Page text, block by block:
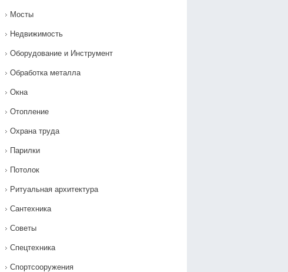
Мосты
Недвижимость
Оборудование и Инструмент
Обработка металла
Окна
Отопление
Охрана труда
Парилки
Потолок
Ритуальная архитектура
Сантехника
Советы
Спецтехника
Спортсооружения